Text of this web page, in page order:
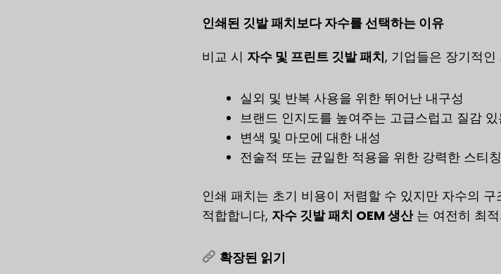
인쇄된 깃발 패치보다 자수를 선택하는 이유
비교 시 자수 및 프린트 깃발 패치, 기업들은 장기적
실외 및 반복 사용을 위한 뛰어난 내구성
브랜드 인지도를 높여주는 고급스럽고 질감
변색 및 마모에 대한 내성
전술적 또는 균일한 적용을 위한 강력한 스티
인쇄 패치는 초기 비용이 저렴할 수 있지만 자수의
적합합니다, 자수 깃발 패치 OEM 생산는 여전히 최
확장된 읽기